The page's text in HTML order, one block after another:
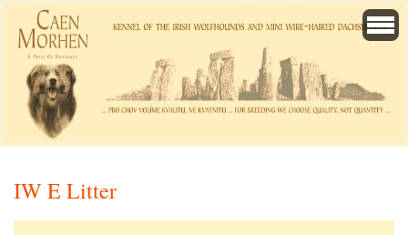
IW E Litter